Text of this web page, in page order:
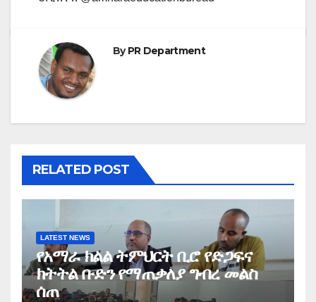
ByPR Department
RELATED POST
LATEST NEWS
የአማራ ክልል ትምህርት ቢሮ የድጋፍና
ክትትል ቡድን የማጠቃለያ ግብረ መልስ
ሰጠ